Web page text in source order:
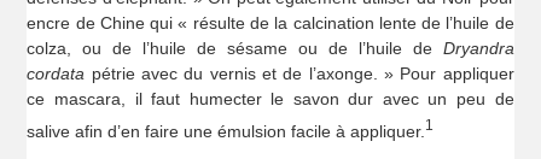
encre de Chine qui « résulte de la calcination lente de l’huile de
colza, ou de l’huile de sésame ou de l’huile de Dryandra
cordata pétrie avec du vernis et de l’axonge. » Pour appliquer
ce mascara, il faut humecter le savon dur avec un peu de
salive afin d’en faire une émulsion facile à appliquer. 1